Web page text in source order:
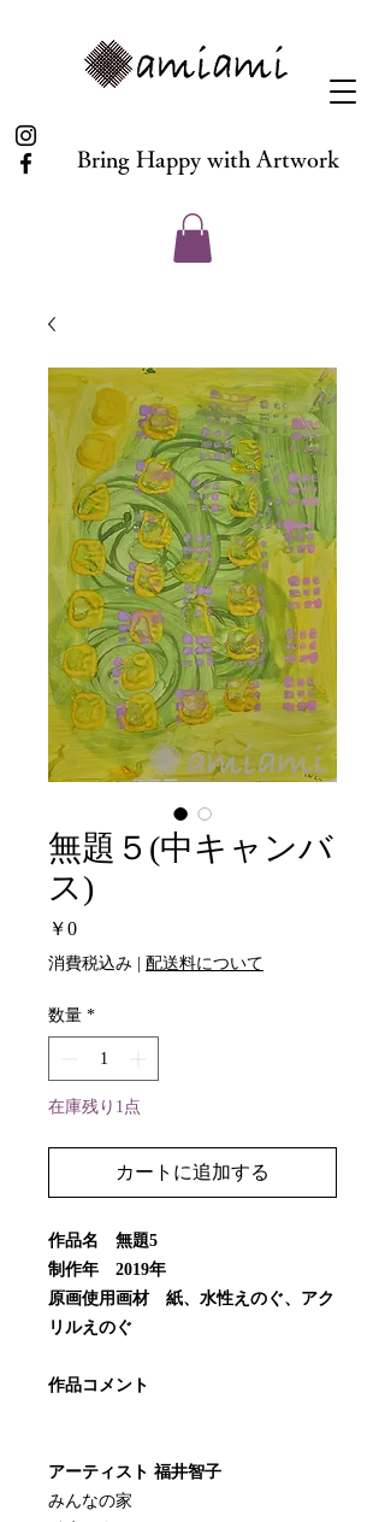
Bring Happy with Artwork
無題５(中キャンバ
ス)
￥0価
格
消費税込み | 配送料について
数量 *
在庫残り1点
カートに追加する
作品名 無題5
制作年 2019年
原画使用画材 紙、水性えのぐ、アク
リルえのぐ
作品コメント
アーティスト 福井智子
みんなの家